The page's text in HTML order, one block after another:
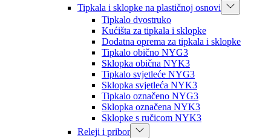
Tipkala i sklopke na plastičnoj osnovi
Tipkalo dvostruko
Kućišta za tipkala i sklopke
Dodatna oprema za tipkala i sklopke
Tipkalo obično NYG3
Sklopka obična NYK3
Tipkalo svjetleće NYG3
Sklopka svjetleća NYK3
Tipkalo označeno NYG3
Sklopka označena NYK3
Sklopke s ručicom NYK3
Releji i pribor